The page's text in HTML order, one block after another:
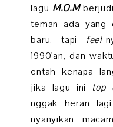
lagu M.O.M
teman ada
baru, tapi feel-
1990'an, dan
entah kenapa
jika lagu ini top
nggak heran
nyanyikan